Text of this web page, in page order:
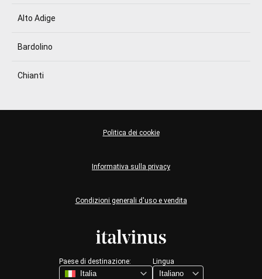
Alto Adige
Bardolino
Chianti
Paese di destinazione: Lingua
Condizioni generali d'uso e vendita
Informativa sulla privacy
Politica dei cookie